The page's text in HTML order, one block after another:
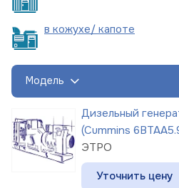
в кожухе/ капоте
Модель
Дизельный
(Cummins
ЭТРО
Уточнить цену